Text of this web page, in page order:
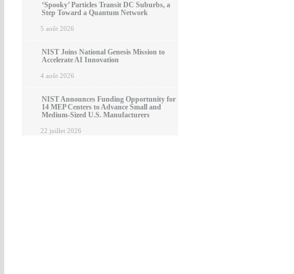
‘Spooky’ Particles Transit DC Suburbs, a
Step Toward a Quantum Network
5 août 2026
NIST Joins National Genesis Mission to
Accelerate AI Innovation
4 août 2026
NIST Announces Funding Opportunity for
14 MEP Centers to Advance Small and
Medium-Sized U.S. Manufacturers
22 juillet 2026